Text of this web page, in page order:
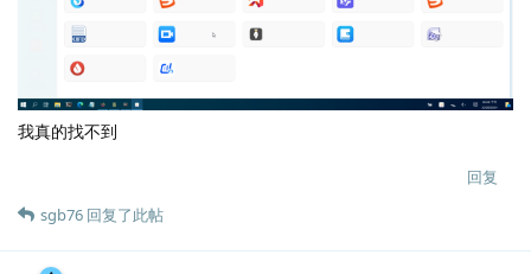
我真的找不到
回复
sgb76 回复了此帖